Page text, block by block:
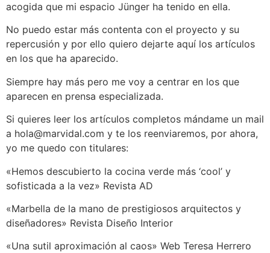
acogida que mi espacio Jünger ha tenido en ella.
No puedo estar más contenta con el proyecto y su
repercusión y por ello quiero dejarte aquí los artículos
en los que ha aparecido.
Siempre hay más pero me voy a centrar en los que
aparecen en prensa especializada.
Si quieres leer los artículos completos mándame un mail
a hola@marvidal.com y te los reenviaremos, por ahora,
yo me quedo con titulares:
«Hemos descubierto la cocina verde más ‘cool’ y
sofisticada a la vez» Revista AD
«Marbella de la mano de prestigiosos arquitectos y
diseñadores» Revista Diseño Interior
«Una sutil aproximación al caos» Web Teresa Herrero